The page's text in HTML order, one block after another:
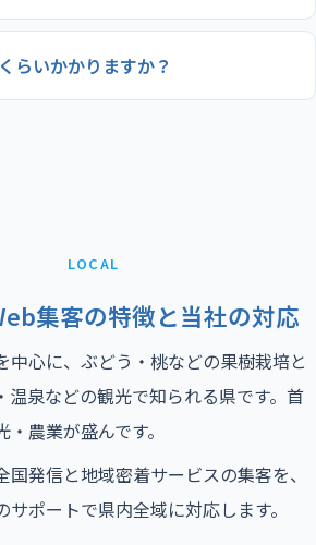
らいかかりますか？
LOCAL
集客の特徴と当社の対応
中心に、ぶどう・桃などの果樹栽培と
温泉などの観光で知られる県です。首
農業が盛んです。
国発信と地域密着サービスの集客を、
ポートで県内全域に対応します。